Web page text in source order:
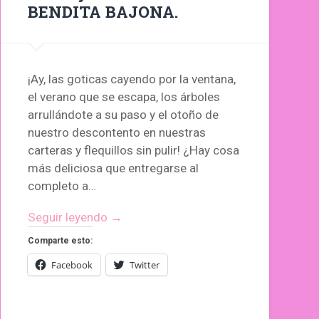
BENDITA BAJONA.
¡Ay, las goticas cayendo por la ventana,
el verano que se escapa, los árboles
arrullándote a su paso y el otoño de
nuestro descontento en nuestras
carteras y flequillos sin pulir! ¿Hay cosa
más deliciosa que entregarse al
completo a…
Seguir leyendo →
Comparte esto:
Facebook Twitter